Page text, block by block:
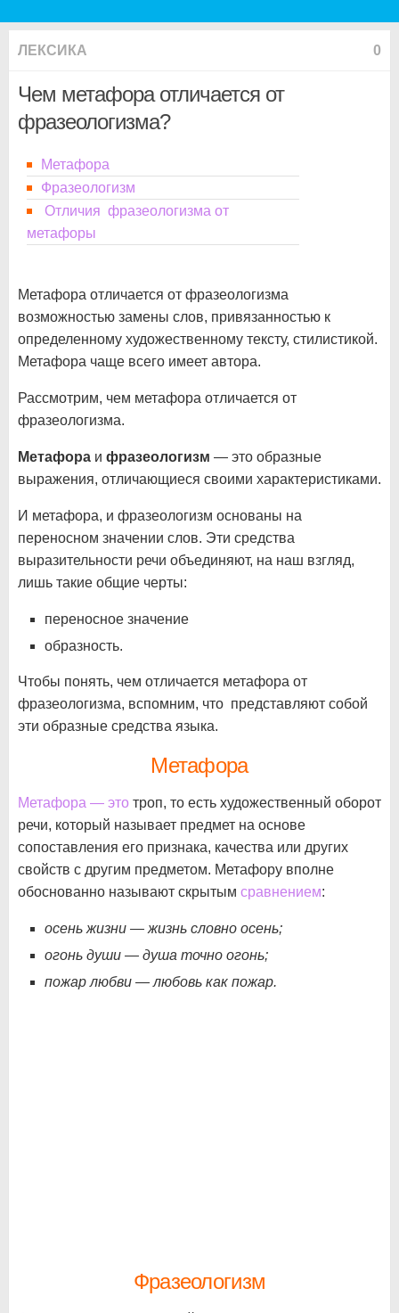
ЛЕКСИКА 0
Чем метафора отличается от
фразеологизма?
Метафора
Фразеологизм
Отличия фразеологизма от
метафоры
Метафора отличается от фразеологизма
возможностью замены слов, привязанностью к
определенному художественному тексту, стилистикой.
Метафора чаще всего имеет автора.
Рассмотрим, чем метафора отличается от
фразеологизма.
Метафора и фразеологизм — это образные
выражения, отличающиеся своими характеристиками.
И метафора, и фразеологизм основаны на
переносном значении слов. Эти средства
выразительности речи объединяют, на наш взгляд,
лишь такие общие черты:
переносное значение
образность.
Чтобы понять, чем отличается метафора от
фразеологизма, вспомним, что представляют собой
эти образные средства языка.
Метафора
Метафора — это троп, то есть художественный оборот
речи, который называет предмет на основе
сопоставления его признака, качества или других
свойств с другим предметом. Метафору вполне
обоснованно называют скрытым сравнением:
осень жизни — жизнь словно осень;
огонь души — душа точно огонь;
пожар любви — любовь как пожар.
Фразеологизм